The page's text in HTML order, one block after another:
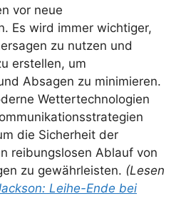
vor neue
Es wird immer wichtiger,
zu nutzen und
erstellen, um
Absagen zu minimieren.
Wettertechnologien
die Sicherheit der
reibungslosen Ablauf von
zu gewährleisten. (Lesen
Leihe-Ende bei